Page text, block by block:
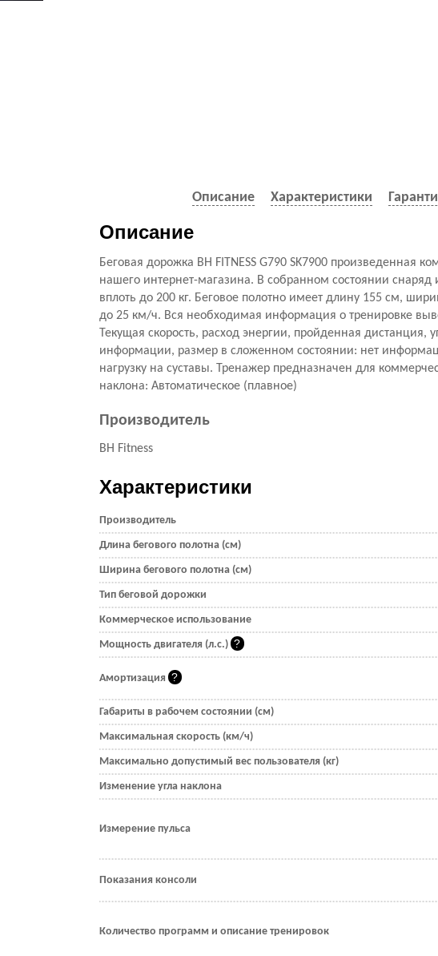
Описание Характеристики
Описание
Беговая дорожка BH FITNESS G790 SK7900 произведенная
нашего интернет-магазина. В собранном состоянии
вплоть до 200 кг. Беговое полотно имеет длину 155 см,
до 25 км/ч. Вся необходимая информация о тренировке
Текущая скорость, расход энергии, пройденная
информации, размер в сложенном состоянии: нет
нагрузку на суставы. Тренажер предназначен для
наклона: Автоматическое (плавное)
Производитель
BH Fitness
Характеристики
Производитель
Длина бегового полотна (см)
Ширина бегового полотна (см)
Тип беговой дорожки
Коммерческое использование
Мощность двигателя (л.с.)
Амортизация
Габариты в рабочем состоянии (см)
Максимальная скорость (км/ч)
Максимально допустимый вес пользователя (кг)
Изменение угла наклона
Измерение пульса
Показания консоли
Количество программ и описание тренировок